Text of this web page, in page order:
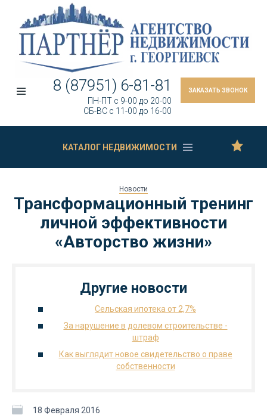
ЗАКАЗАТЬ ЗВОНОК
8 (87951) 6-81-81
ПН-ПТ c 9-00 до 20-00
СБ-ВС c 11-00 до 16-00
КАТАЛОГ НЕДВИЖИМОСТИ
Новости
Трансформационный тренинг
личной эффективности
«Авторство жизни»
Другие новости
Сельская ипотека от 2,7%
За нарушение в долевом строительстве -
штраф
Как выглядит новое свидетельство о праве
собственности
18 Февраля 2016